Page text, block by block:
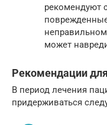
рекомендуют
может
Рекомендации
В период лечения
придерживаться